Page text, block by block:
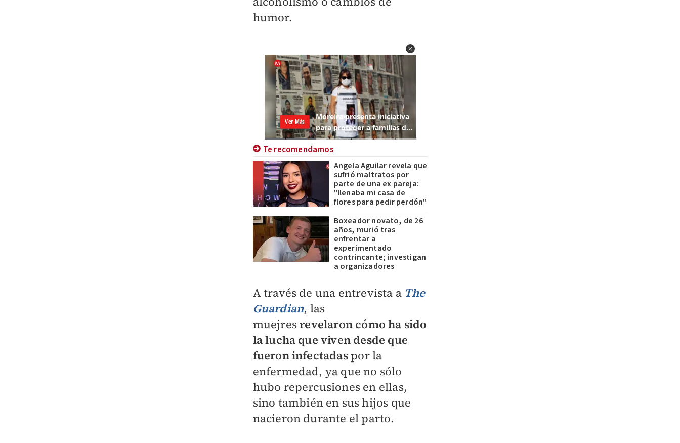
humor.
Te recomendamos
Angela Aguilar revela que
sufrió maltratos por
parte de una ex pareja:
"llenaba mi casa de
flores para pedir perdón"
Boxeador novato, de 26
años, murió tras
enfrentar a
experimentado
contrincante; investigan
a organizadores
A través de una entrevista a The
Guardian, las
muejresrevelaron cómo ha sido
la lucha que viven desde que
fueron infectadaspor la
enfermedad, ya que no sólo
hubo repercusiones en ellas,
sino también en sus hijos que
nacieron durante el parto.